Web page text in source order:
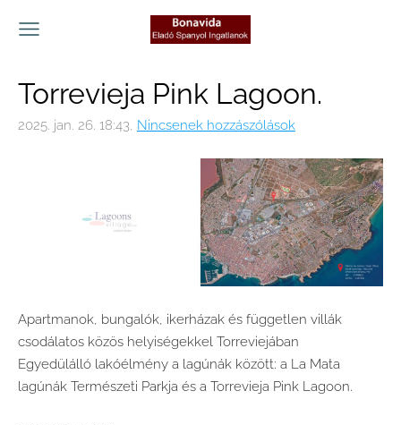
Torrevieja Pink Lagoon.
2025. jan. 26. 18:43, Nincsenek hozzászólások
Apartmanok, bungalók, ikerházak és független villák
csodálatos közös helyiségekkel Torreviejában
Egyedülálló lakóélmény a lagúnák között: a La Mata
lagúnák Természeti Parkja és a Torrevieja Pink Lagoon.